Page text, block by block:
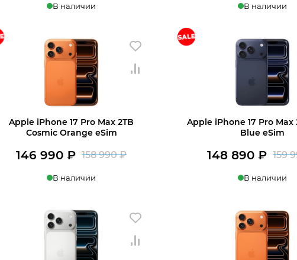
составляла
149
990 ₽.
990 ₽.
В наличии
В корзину
В наличии
В корзину
Apple iPhone 17 Pro Max 2TB
Cosmic Orange eSim
158 990₽
Первоначальная
158
990 ₽.
146 990₽
990 ₽.
В наличии
В корзину
Apple iPhone 17 Pro Max
Blue eSim
159
148 890₽
В наличии
В корзину